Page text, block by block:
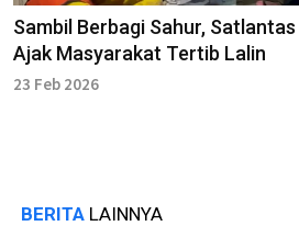
Sambil Berbagi Sahur,
Ajak Masyarakat Tertib Lalin
23 Feb 2026
BERITA LAINNYA